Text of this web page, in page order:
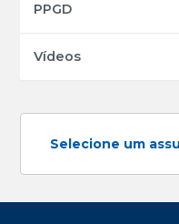
PPGD
Vídeos
Selecione um